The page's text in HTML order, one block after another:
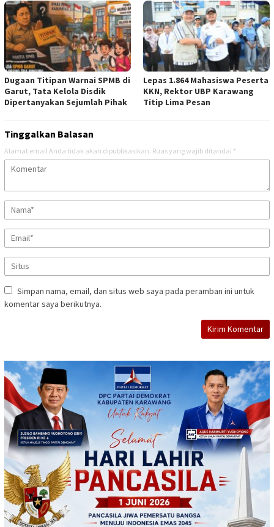
Dugaan Titipan Warnai SPMB di
Garut, Tata Kelola Disdik
Dipertanyakan Sejumlah Pihak
Lepas 1.864 Mahasiswa Peserta
KKN, Rektor UBP Karawang
Titip Lima Pesan
Tinggalkan Balasan
Alamat email Anda tidak akan dipublikasikan. Ruas yang wajib ditandai *
Simpan nama, email, dan situs web saya pada peramban ini untuk
komentar saya berikutnya.